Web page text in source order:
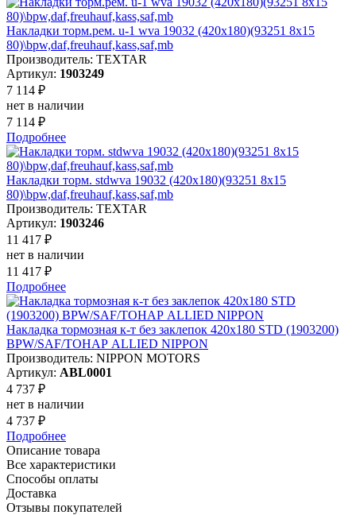
Накладки торм.рем. u-1 wva 19032 (420x180)(93251 8x15
80)\bpw,daf,freuhauf,kass,saf,mb
Производитель: TEXTAR
Артикул: 1903249
7 114 ₽
нет в наличии
7 114 ₽
Подробнее
Накладки торм. stdwva 19032 (420x180)(93251 8x15
80)\bpw,daf,freuhauf,kass,saf,mb
Производитель: TEXTAR
Артикул: 1903246
11 417 ₽
нет в наличии
11 417 ₽
Подробнее
Накладка тормозная к-т без заклепок 420x180 STD (1903200)
BPW/SAF/ТОНАР ALLIED NIPPON
Производитель: NIPPON MOTORS
Артикул: ABL0001
4 737 ₽
нет в наличии
4 737 ₽
Подробнее
Описание товара
Все характеристики
Способы оплаты
Доставка
Отзывы покупателей